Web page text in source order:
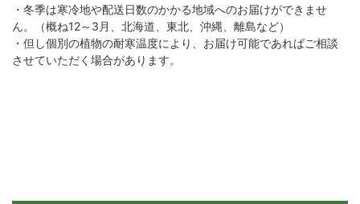
・冬季は寒冷地や配送日数のかかる地域へのお届けができませ
ん。（概ね12～3月、北海道、東北、沖縄、離島など）
・但し個別の植物の耐寒温度により、お届け可能であればご相談
させていただく場合があります。